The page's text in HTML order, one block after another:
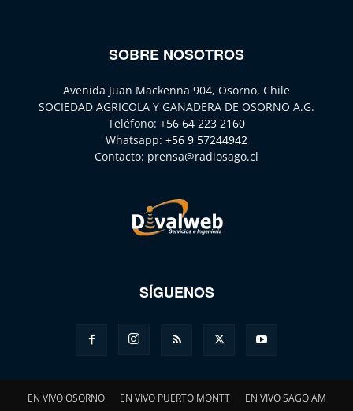
SOBRE NOSOTROS
Avenida Juan Mackenna 904, Osorno, Chile
SOCIEDAD AGRICOLA Y GANADERA DE OSORNO A.G.
Teléfono: +56 64 223 2160
Whatsapp: +56 9 57244942
Contacto: prensa@radiosago.cl
SÍGUENOS
EN VIVO OSORNO EN VIVO PUERTO MONTT EN VIVO SAGO AM